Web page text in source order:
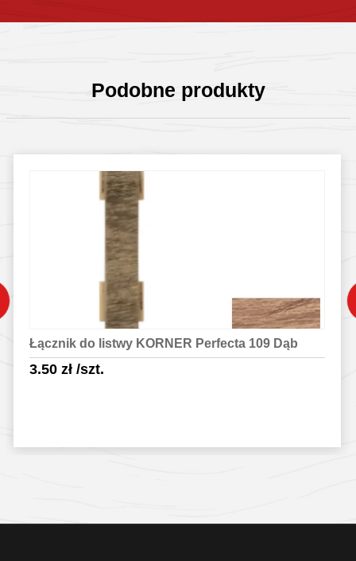
Podobne produkty
Łącznik do listwy KORNER Perfecta 109 Dąb
3.50 zł/szt.